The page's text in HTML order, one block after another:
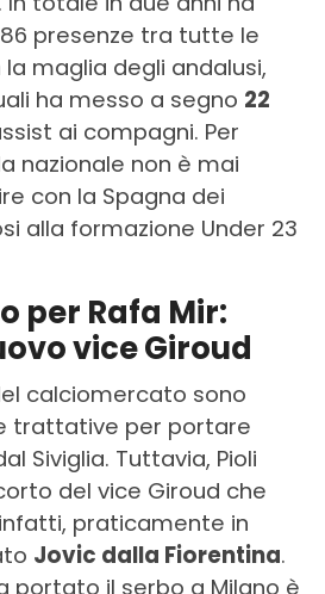
presenze tra tutte le
maglia degli andalusi,
ha messo a segno 22
ai compagni. Per
nazionale non è mai
con la Spagna dei
alla formazione Under 23
per Rafa Mir:
vice Giroud
calciomercato sono
trattative per portare
Siviglia. Tuttavia, Pioli
del vice Giroud che
praticamente in
Jovic dalla Fiorentina.
portato il serbo a Milano è